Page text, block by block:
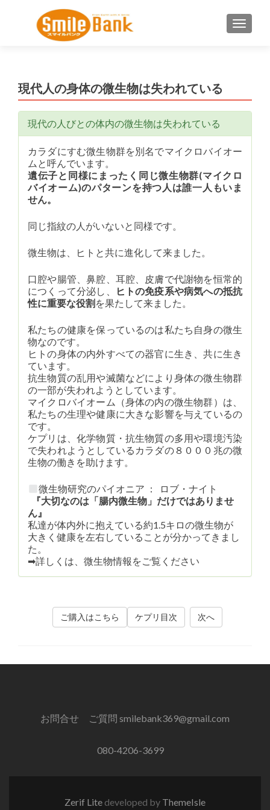
ナビゲ
現代人の身体の微生物は失われている
現代の人びとの体内の微生物は失われている
カラダにすむ微生物群を別名でマイクロバイオー
ムと呼んでいます。
遺伝子と同様にまったく同じ微生物群(マイクロ
バイオーム)のパターンを持つ人は誰一人もいま
せん。
同じ指紋の人がいないと同様です。
微生物は、ヒトと共に進化して来ました。
口腔や腸管、鼻腔、耳腔、皮膚で代謝物を恒常的
につくって分泌し、
ヒトの免疫系や病気への抵抗
性に重要な役割を果たして来ました。
私たちの健康を保っているのは私たち自身の微生
物なのです。
ヒトの身体の内外すべての器官に生き、共に生き
ています。
抗生物質の乱用や滅菌などにより身体の微生物群
の一部が失われようとしています。
マイクロバイオーム（身体の内の微生物群）は、
私たちの生理や健康に大きな影響を与えているの
です。
ケプリは、化学物質・抗生物質の多用や環境汚染
で失われようとしているカラダの８０００兆の微
生物の働きを助けます。
微生物研究のパイオニア ： ロブ・ナイト
『大切なのは「腸内微生物」だけではありませ
ん』
私達が体内外に抱えている約1.5キロの微生物が
大きく健康を左右していることが分かってきまし
た。
➡︎詳しくは、微生物情報をご覧ください
ご購入はこちら ケプリ目次 次へ
お問合せ ご質問 smilebank369@gmail.com
080-4206-3699
Zerif Lite developed by ThemeIsle